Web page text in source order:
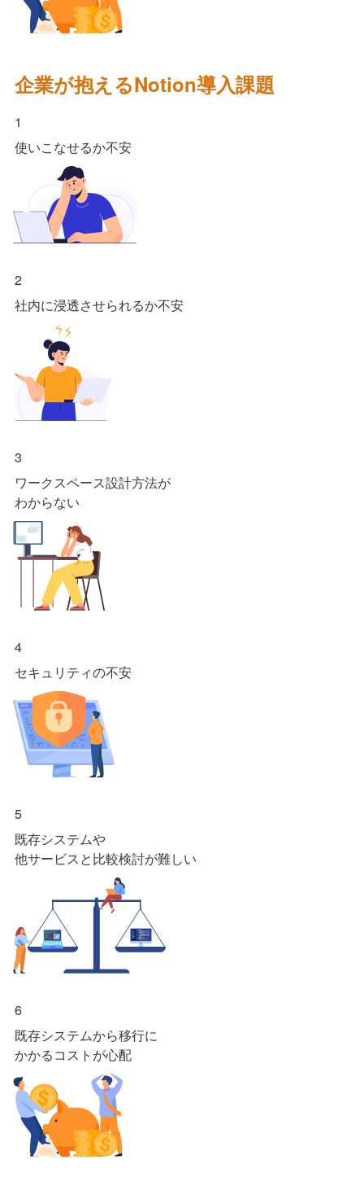
企業が抱えるNotion導入課題
1
2
3
ワークスペース設計方法が
わからない
4
セキュリティの不安
5
既存システムや
他サービスと比較検討が難しい
6
既存システムから移行に
かかるコストが心配